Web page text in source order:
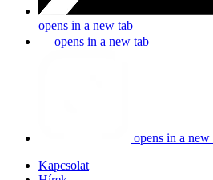
opens in a new tab
opens in a new tab
opens in a new
Kapcsolat